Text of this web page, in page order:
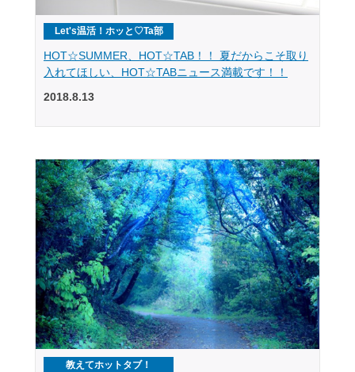
Let's温活！ホッと♡Ta部
HOT☆SUMMER、HOT☆TAB！！ 夏だからこそ取り
入れてほしい、HOT☆TABニュース満載です！！
2018.8.13
教えてホットタブ！